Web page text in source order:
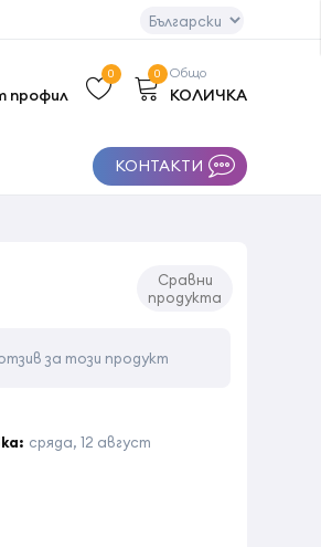
профил
0 Общо
КОЛИЧКА
0
КОНТАКТИ
Сравни
продукта
за този продукт
сряда, 12 август